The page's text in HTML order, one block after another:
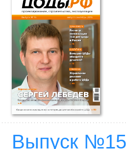
Выпуск №15